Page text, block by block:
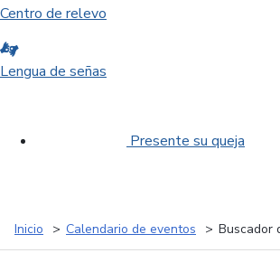
Centro de relevo
Lengua de señas
Presente su queja
Inicio Calendario de eventos Buscador